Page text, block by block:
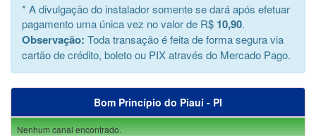
* A divulgação do instalador somente se dará após efetuar
pagamento uma única vez no valor de R$ 10,90.
Observação: Toda transação é feita de forma segura via
cartão de crédito, boleto ou PIX através do Mercado Pago.
Bom Princípio do Piauí - PI
Nenhum canal encontrado.